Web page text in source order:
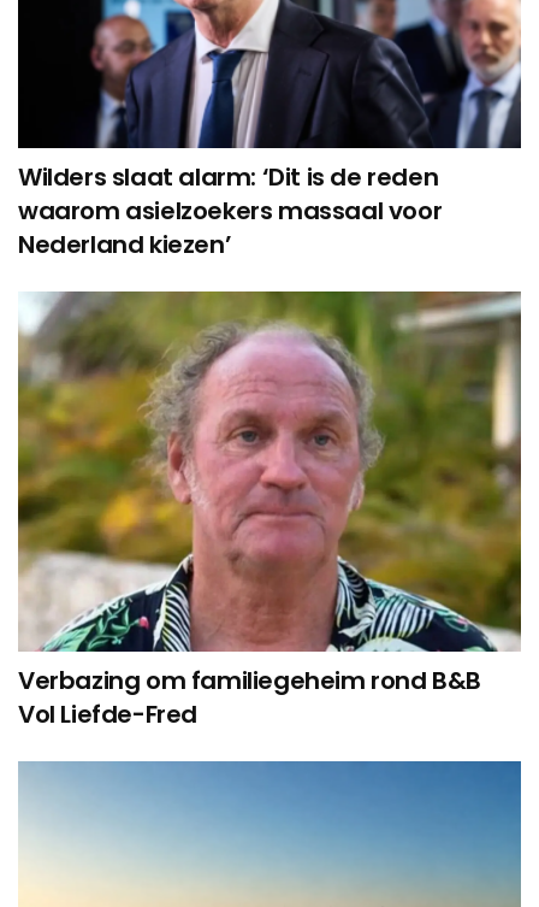
Wilders slaat alarm: ‘Dit is de reden
waarom asielzoekers massaal voor
Nederland kiezen’
Verbazing om familiegeheim rond B&B
Vol Liefde-Fred